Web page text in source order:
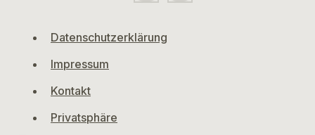
Datenschutzerklärung
Impressum
Kontakt
Privatsphäre